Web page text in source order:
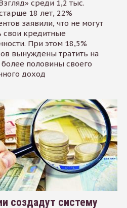
среди 1,2 тыс.
18 лет, 22%
заявили, что не могут
свои кредитные
При этом 18,5%
вынуждены тратить на
половины своего
доход
создадут систему